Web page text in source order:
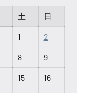
土 日
1 2
8 9
15 16